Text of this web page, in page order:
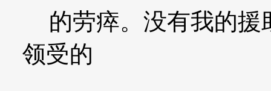
的劳瘁。没有我的援
领受的